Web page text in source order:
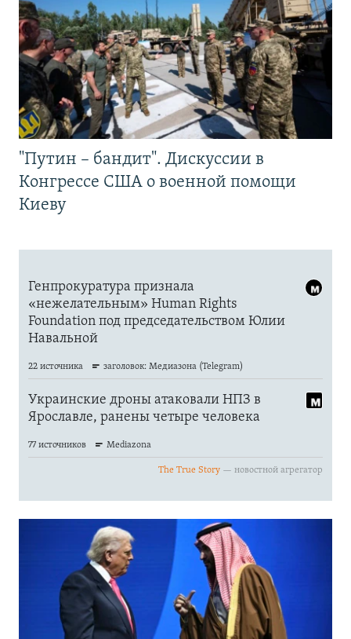
"Путин – бандит". Дискуссии в
Конгрессе США о военной помощи
Киеву